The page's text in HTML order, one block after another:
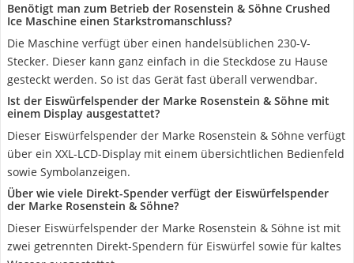
Benötigt man zum Betrieb der Rosenstein & Söhne Crushed
Ice Maschine einen Starkstromanschluss?
Die Maschine verfügt über einen handelsüblichen 230-V-
Stecker. Dieser kann ganz einfach in die Steckdose zu Hause
gesteckt werden. So ist das Gerät fast überall verwendbar.
Ist der Eiswürfelspender der Marke Rosenstein & Söhne mit
einem Display ausgestattet?
Dieser Eiswürfelspender der Marke Rosenstein & Söhne verfügt
über ein XXL-LCD-Display mit einem übersichtlichen Bedienfeld
sowie Symbolanzeigen.
Über wie viele Direkt-Spender verfügt der Eiswürfelspender
der Marke Rosenstein & Söhne?
Dieser Eiswürfelspender der Marke Rosenstein & Söhne ist mit
zwei getrennten Direkt-Spendern für Eiswürfel sowie für kaltes